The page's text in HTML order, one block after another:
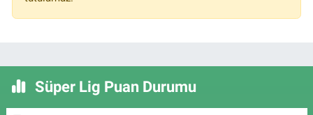
Süper Lig Puan Durumu